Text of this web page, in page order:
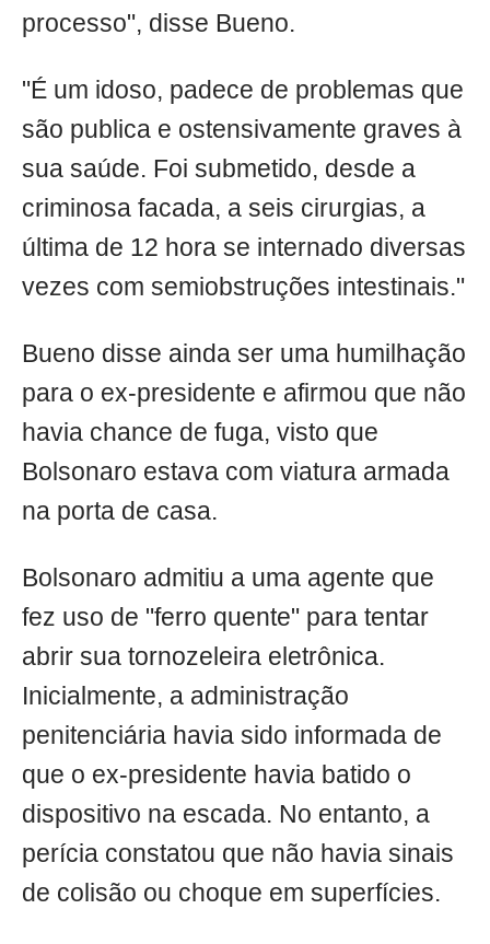
processo", disse Bueno.
"É um idoso, padece de problemas que
são publica e ostensivamente graves à
sua saúde. Foi submetido, desde a
criminosa facada, a seis cirurgias, a
última de 12 hora se internado diversas
vezes com semiobstruções intestinais."
Bueno disse ainda ser uma humilhação
para o ex-presidente e afirmou que não
havia chance de fuga, visto que
Bolsonaro estava com viatura armada
na porta de casa.
Bolsonaro admitiu a uma agente que
fez uso de "ferro quente" para tentar
abrir sua tornozeleira eletrônica.
Inicialmente, a administração
penitenciária havia sido informada de
que o ex-presidente havia batido o
dispositivo na escada. No entanto, a
perícia constatou que não havia sinais
de colisão ou choque em superfícies.